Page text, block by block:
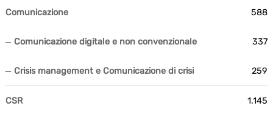
Comunicazione 588
Comunicazione digitale e non convenzionale 337
Crisis management e Comunicazione di crisi 259
CSR 1.145